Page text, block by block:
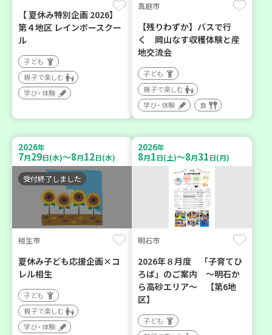
【 夏休み特別企画 2026】
第４地区 レインボースクー
ル
子ども
親子で楽しむ
学び・体験
真庭市
【残りわずか】バスで行
く 岡山なす収穫体験と産
地交流会
子ども
親子で楽しむ
学び・体験
食
2026年
7月29日(水)～8月12日(水)
受付終了しました
相生市
夏休み子ども応援企画×コ
レル相生
子ども
親子で楽しむ
学び・体験
2026年
8月1日(土)～8月31日(月)
明石市
2026年８月度 「子育てひ
ろば」のご案内 ～明石か
ら高砂エリア～ 【第6地
区】
子ども